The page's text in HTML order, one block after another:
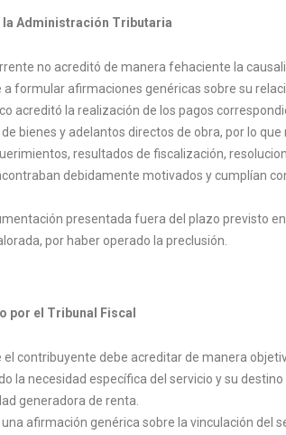
la Administración Tributaria
no acreditó de manera fehaciente la
formular afirmaciones genéricas sobre su
acreditó la realización de los pagos
bienes y adelantos directos de obra, por lo
resultados de fiscalización,
debidamente motivados y cumplían
presentada fuera del plazo previsto
por haber operado la preclusión.
por el Tribunal Fiscal
el contribuyente debe acreditar de manera
la necesidad específica del servicio y su
generadora de renta.
afirmación genérica sobre la vinculación del